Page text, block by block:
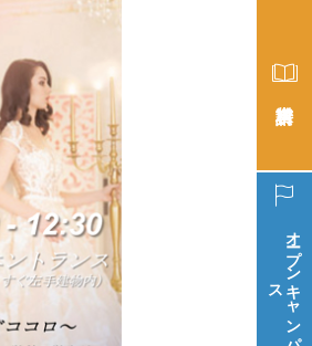
オープン
キ
ャ
ン
パ
ス